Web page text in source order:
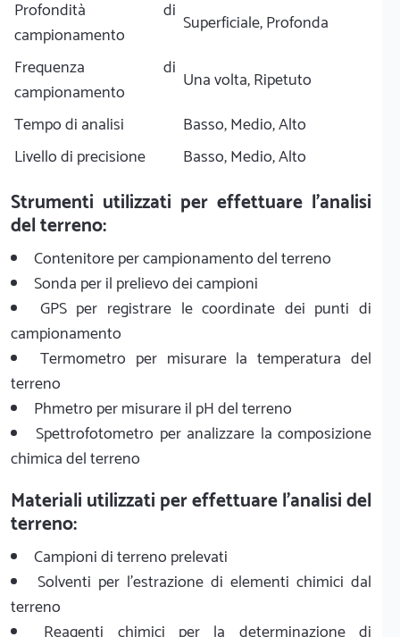
Profondità di
campionamento
Superficiale, Profonda
Frequenza di
campionamento
Una volta, Ripetuto
Tempo di analisi
Basso, Medio, Alto
Livello di precisione
Basso, Medio, Alto
Strumenti utilizzati per effettuare l'analisi
del terreno:
Contenitore per campionamento del terreno
Sonda per il prelievo dei campioni
GPS per registrare le coordinate dei punti di
campionamento
Termometro per misurare la temperatura del
terreno
Phmetro per misurare il pH del terreno
Spettrofotometro per analizzare la composizione
chimica del terreno
Materiali utilizzati per effettuare l'analisi del
terreno:
Campioni di terreno prelevati
Solventi per l'estrazione di elementi chimici dal
terreno